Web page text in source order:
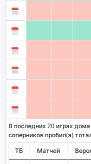
В последних 20 играх
соперников пробил(а)
ТБ Матчей